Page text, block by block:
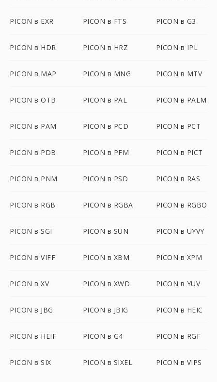
PICON в EXR PICON в FTS PICON в G3
PICON в HDR PICON в HRZ PICON в IPL
PICON в MAP PICON в MNG PICON в MTV
PICON в OTB PICON в PAL PICON в PALM
PICON в PAM PICON в PCD PICON в PCT
PICON в PDB PICON в PFM PICON в PICT
PICON в PNM PICON в PSD PICON в RAS
PICON в RGB PICON в RGBA PICON в RGBO
PICON в SGI PICON в SUN PICON в UYVY
PICON в VIFF PICON в XBM PICON в XPM
PICON в XV PICON в XWD PICON в YUV
PICON в JBG PICON в JBIG PICON в HEIC
PICON в HEIF PICON в G4 PICON в RGF
PICON в SIX PICON в SIXEL PICON в VIPS